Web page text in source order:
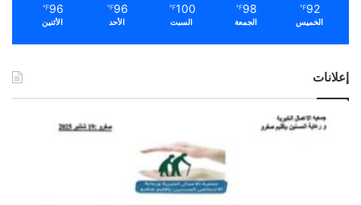
92
℉
الخميس
98
℉
الجمعة
100
℉
السبت
96
℉
الأحد
96
℉
الأثنين
إعلانات